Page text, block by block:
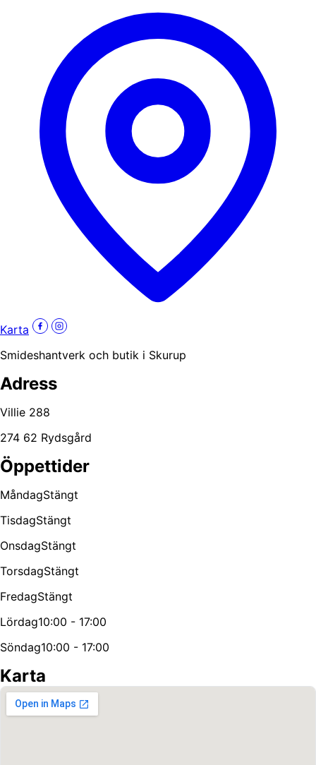
Karta
Smideshantverk och butik i Skurup
Adress
Villie 288
274 62 Rydsgård
Öppettider
MåndagStängt
TisdagStängt
OnsdagStängt
TorsdagStängt
FredagStängt
Lördag10:00 - 17:00
Söndag10:00 - 17:00
Karta